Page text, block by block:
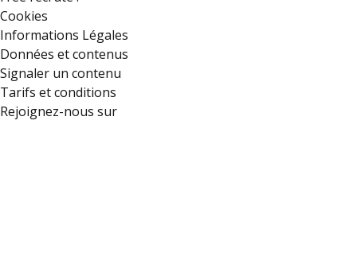
Cookies
Informations Légales
Données et contenus
Signaler un contenu
Tarifs et conditions
Rejoignez-nous sur